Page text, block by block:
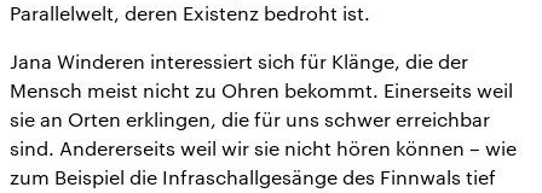
Parallelwelt, deren Existenz bedroht ist.
Jana Winderen interessiert sich für Klänge, die der
Mensch meist nicht zu Ohren bekommt. Einerseits weil
sie an Orten erklingen, die für uns schwer erreichbar
sind. Andererseits weil wir sie nicht hören können – wie
zum Beispiel die Infraschallgesänge des Finnwals tief